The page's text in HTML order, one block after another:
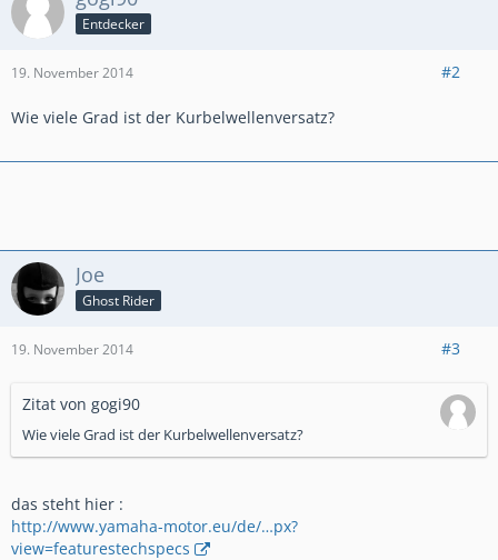
Entdecker
19. November 2014 #2
Wie viele Grad ist der Kurbelwellenversatz?
Joe
Ghost Rider
19. November 2014 #3
Zitat von gogi90
Wie viele Grad ist der Kurbelwellenversatz?
das steht hier :
http://www.yamaha-motor.eu/de/…px?
view=featurestechspecs